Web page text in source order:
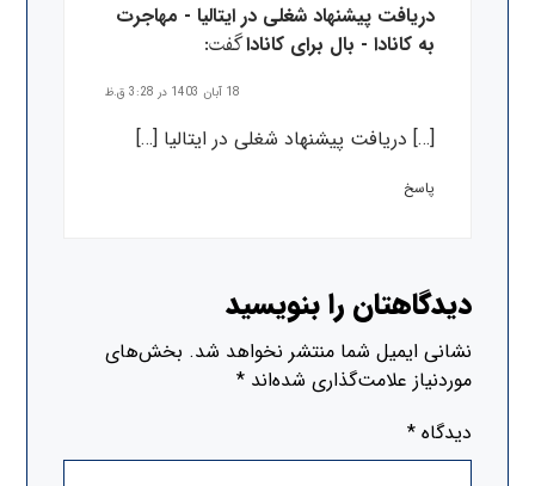
دریافت پیشنهاد شغلی در ایتالیا - مهاجرت
به کانادا - بال برای کانادا گفت:
18 آبان 1403 در 3:28 ق.ظ
[…] دریافت پیشنهاد شغلی در ایتالیا […]
پاسخ
دیدگاهتان را بنویسید
نشانی ایمیل شما منتشر نخواهد شد. بخش‌های
موردنیاز علامت‌گذاری شده‌اند*
دیدگاه*